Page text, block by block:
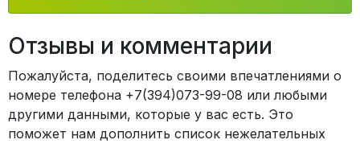
Отзывы и комментарии
Пожалуйста, поделитесь своими впечатлениями о
номере телефона +7(394)073-99-08 или любыми
другими данными, которые у вас есть. Это
поможет нам дополнить список нежелательных